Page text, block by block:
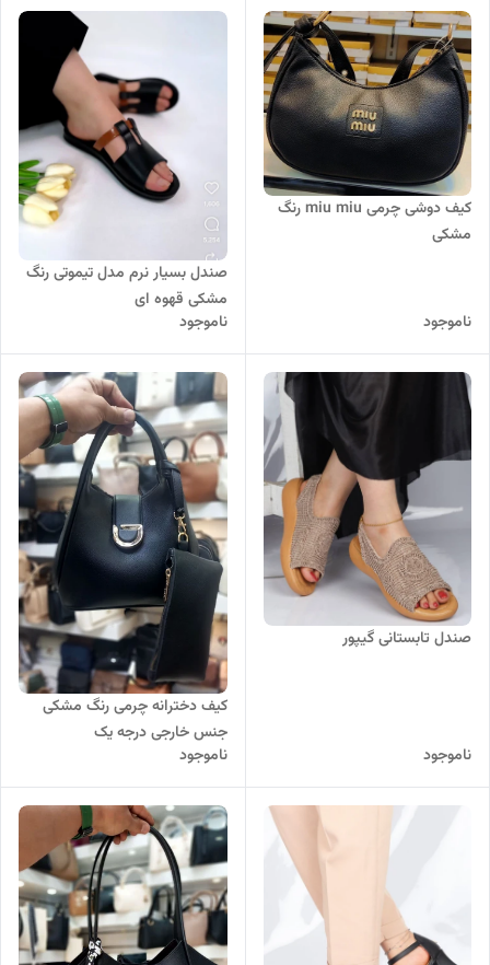
کیف دوشی چرمی miu miu رنگ
مشکی
ناموجود
صندل بسیار نرم مدل تیموتی رنگ
مشکی قهوه ای
ناموجود
صندل تابستانی گیپور
ناموجود
کیف دخترانه چرمی رنگ مشکی
جنس خارجی درجه یک
ناموجود